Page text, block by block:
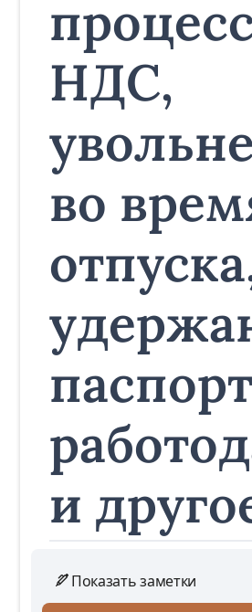
НДС,
во
и
Показать заметки